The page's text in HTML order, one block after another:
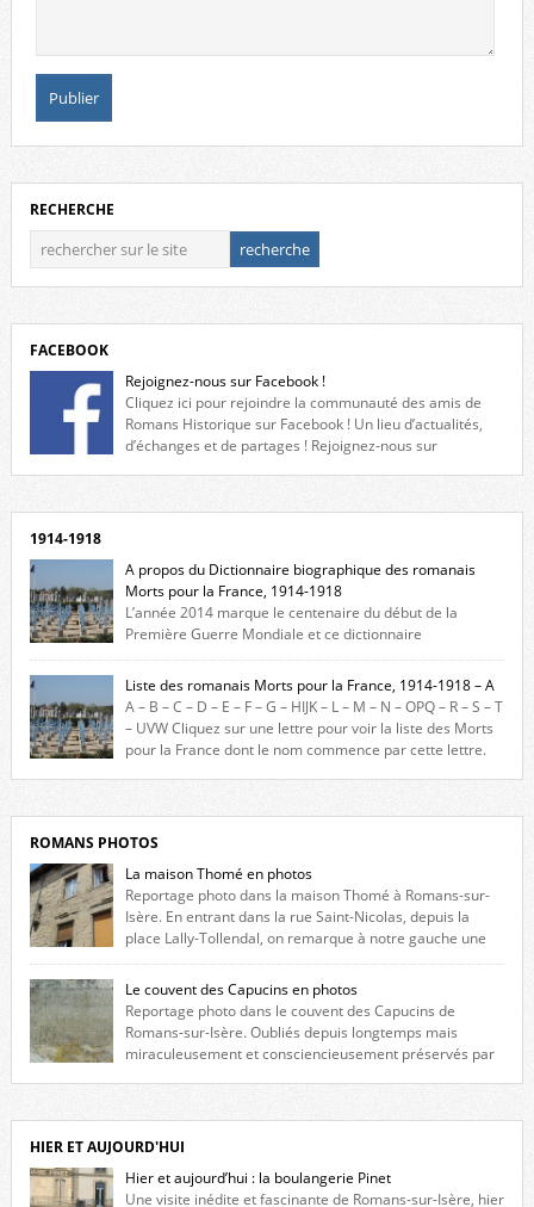
RECHERCHE
FACEBOOK
Rejoignez-nous sur Facebook !
Cliquez ici pour rejoindre la communauté des amis de
Romans Historique sur Facebook ! Un lieu d’actualités,
d’échanges et de partages ! Rejoignez-nous sur
1914-1918
A propos du Dictionnaire biographique des romanais
Morts pour la France, 1914-1918
L’année 2014 marque le centenaire du début de la
Première Guerre Mondiale et ce dictionnaire
biographique veut rendre hommage aux romanais Morts pour la
France durant ce conflit. La base de cette recherche historique est
constituée des noms gravés sur les plaques commémoratives de
l’Hôtel de Ville, du lycée du Dauphiné et du lycée Triboulet, […]
Liste des romanais Morts pour la France, 1914-1918 – A
A – B – C – D – E – F – G – HIJK – L – M – N – OPQ – R – S – T
– UVW Cliquez sur une lettre pour voir la liste des Morts
pour la France dont le nom commence par cette lettre.
ROMANS PHOTOS
La maison Thomé en photos
Reportage photo dans la maison Thomé à Romans-sur-
Isère. En entrant dans la rue Saint-Nicolas, depuis la
place Lally-Tollendal, on remarque à notre gauche une
maison construite au XVIè siècle. Les deux façades sont ornées de
fenêtres jumelles à meneaux. Entre ces deux étages, on peut voir une
niche qui contient une statue de la Vierge. […]
Le couvent des Capucins en photos
Reportage photo dans le couvent des Capucins de
Romans-sur-Isère. Oubliés depuis longtemps mais
miraculeusement et consciencieusement préservés par
l’histoire de la redécouverte de vestiges du couvent des Capucins ! Petit
retour sur l’histoire […]
HIER ET AUJOURD'HUI
Hier et aujourd’hui : la boulangerie Pinet
Une visite inédite et fascinante de Romans-sur-Isère, hier